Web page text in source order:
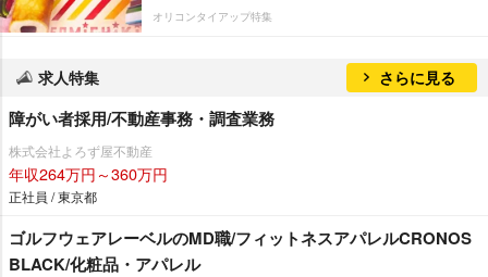
オリコンタイアップ特集
求人特集 さらに見る
障がい者採用/不動産事務・調査業務
株式会社よろず屋不動産
年収264万円～360万円
正社員 / 東京都
ゴルフウェアレーベルのMD職/フィットネスアパレルCRONOS
BLACK/化粧品・アパレル